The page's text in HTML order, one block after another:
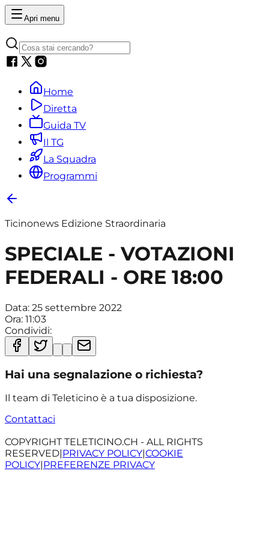
Apri menu
Home
Diretta
Guida TV
Il TG
La Squadra
Programmi
Ticinonews Edizione Straordinaria
SPECIALE - VOTAZIONI
FEDERALI - ORE 18:00
Data: 25 settembre 2022
Ora: 11:03
Condividi:
Hai una segnalazione o richiesta?
Il team di Teleticino è a tua disposizione.
Contattaci
COPYRIGHT TELETICINO.CH - ALL RIGHTS
RESERVED|PRIVACY POLICY|COOKIE
POLICY|PREFERENZE PRIVACY